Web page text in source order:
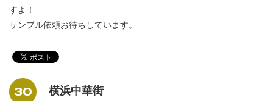
すよ！
サンプル依頼お待ちしています。
30 横浜中華街